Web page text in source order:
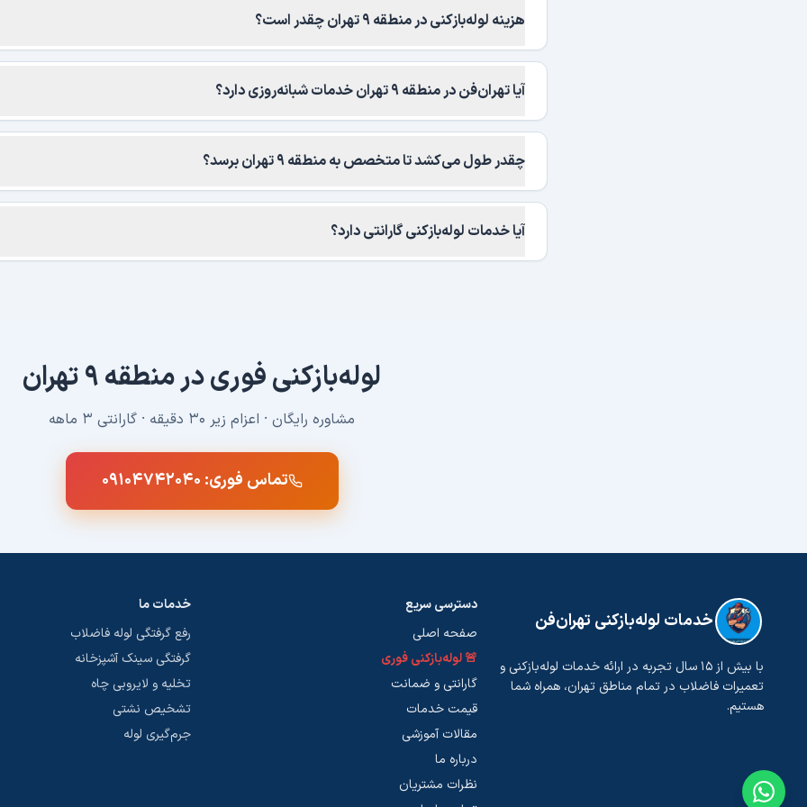
هزینه لوله‌بازکنی در منطقه ۹ تهران چقدر است؟
آیا تهران‌فن در منطقه ۹ تهران خدمات شبانه‌روزی دارد؟
چقدر طول می‌کشد تا متخصص به منطقه ۹ تهران برسد؟
آیا خدمات لوله‌بازکنی گارانتی دارد؟
لوله‌بازکنی فوری درمنطقه ۹ تهران
مشاوره رایگان · اعزام زیر ۳۰ دقیقه · گارانتی ۳ ماهه
تماس فوری: ۰۹۱۰۴۷۴۲۰۴۰
خدمات لوله‌بازکنی تهران‌فن
با بیش از ۱۵ سال تجربه در ارائه خدمات لوله‌بازکنی و
تعمیرات فاضلاب در تمام مناطق تهران، همراه شما
هستیم.
دسترسی سریع
صفحه اصلی
🚨 لوله‌بازکنی فوری
گارانتی و ضمانت
قیمت خدمات
مقالات آموزشی
درباره ما
نظرات مشتریان
خدمات ما
رفع گرفتگی لوله فاضلاب
گرفتگی سینک آشپزخانه
تخلیه و لایروبی چاه
تشخیص نشتی
جرم‌گیری لوله